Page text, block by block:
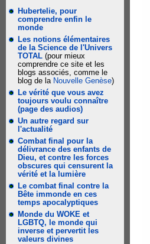
Hubertelie, pour
comprendre enfin le
monde
Les notions élémentaires
de la Science de l'Univers
TOTAL (pour mieux
comprendre ce site et les
blogs associés, comme le
blog de la Nouvelle Genèse)
Le vérité que vous avez
toujours voulu connaître
(page des audios)
Un autre regard sur
l'actualité
Combat final pour la
délivrance des enfants de
Dieu, et contre les forces
obscures qui censurent la
vérité et la lumière
Le combat final contre la
Bête immonde en ces
temps apocalyptiques
Monde du WOKE et
LGBTQ, le monde qui
inverse et pervertit les
valeurs divines